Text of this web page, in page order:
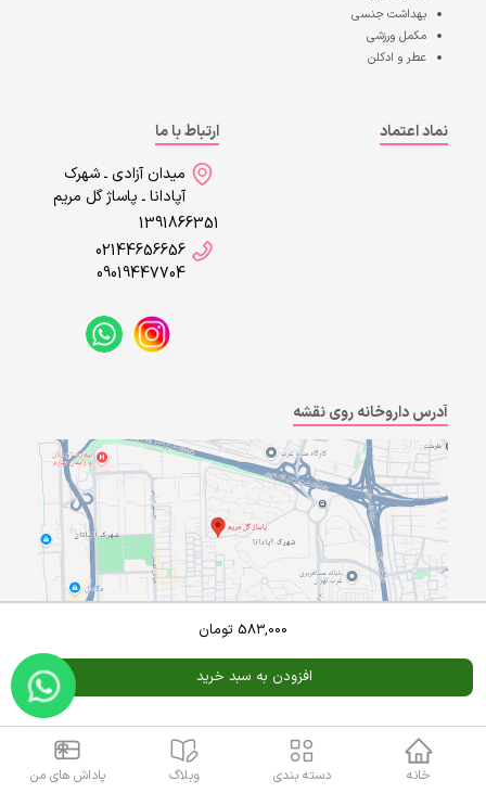
583,000 تومان
افزودن به سبد خرید
بهداشت جنسی
مکمل ورزشی
عطر و ادکلن
نماد اعتماد
ارتباط با ما
میدان آزادی ـ شهرک
آپادانا ـ پاساژ گل مریم
1391866351
02144656656
09019447704
آدرس داروخانه روی نقشه
A Pluss
Powered By
خانه دسته بندی وبلاگ پاداش های من